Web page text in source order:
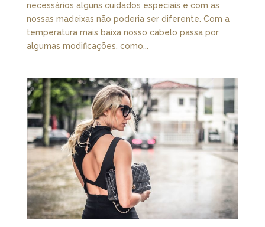
necessários alguns cuidados especiais e com as
nossas madeixas não poderia ser diferente. Com a
temperatura mais baixa nosso cabelo passa por
algumas modificações, como...